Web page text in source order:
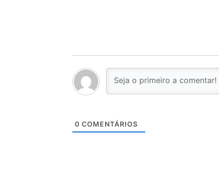
0 COMENTÁRIOS